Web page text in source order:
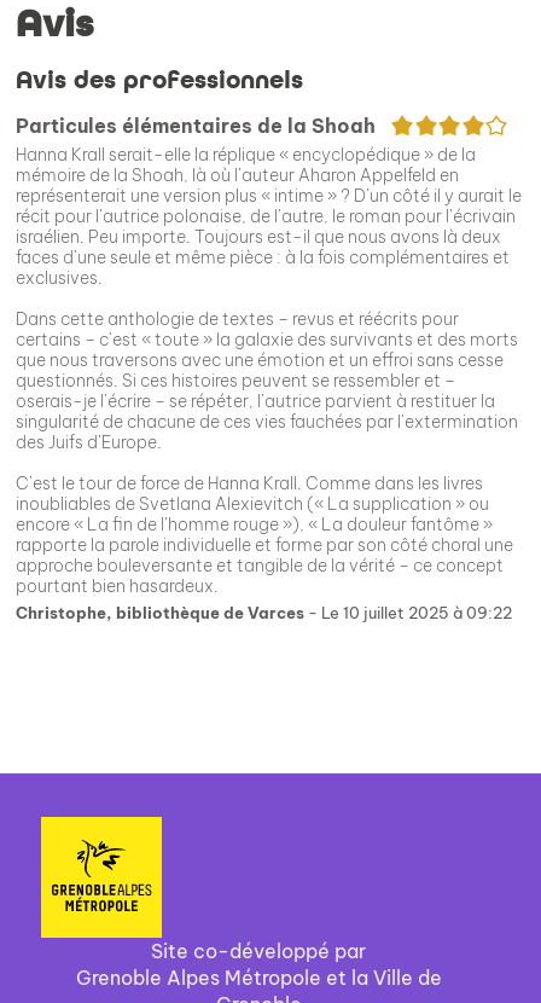
Avis
Avis des professionnels
Particules élémentaires de la Shoah 4/5
Hanna Krall serait-elle la réplique « encyclopédique » de la
mémoire de la Shoah, là où l’auteur Aharon Appelfeld en
représenterait une version plus « intime » ? D’un côté il y aurait le
récit pour l’autrice polonaise, de l’autre, le roman pour l’écrivain
israélien. Peu importe. Toujours est-il que nous avons là deux
faces d’une seule et même pièce : à la fois complémentaires et
exclusives.
Dans cette anthologie de textes – revus et réécrits pour
certains – c’est « toute » la galaxie des survivants et des morts
que nous traversons avec une émotion et un effroi sans cesse
questionnés. Si ces histoires peuvent se ressembler et –
oserais-je l’écrire – se répéter, l’autrice parvient à restituer la
singularité de chacune de ces vies fauchées par l’extermination
des Juifs d’Europe.
C’est le tour de force de Hanna Krall. Comme dans les livres
inoubliables de Svetlana Alexievitch (« La supplication » ou
encore « La fin de l’homme rouge »), « La douleur fantôme »
rapporte la parole individuelle et forme par son côté choral une
approche bouleversante et tangible de la vérité – ce concept
pourtant bien hasardeux.
Christophe, bibliothèque de Varces - Le 10 juillet 2025 à 09:22
Site co-développé par
Grenoble Alpes Métropole et la Ville de